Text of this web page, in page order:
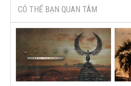
CÓ THỂ BẠN QUAN TÂM